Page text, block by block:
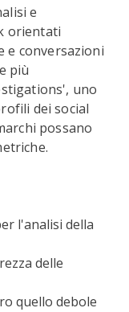
e
orientati
e conversazioni
più
uno
dei social
possano
l'analisi della
delle
quello debole